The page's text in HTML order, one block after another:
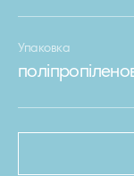
Упаковка